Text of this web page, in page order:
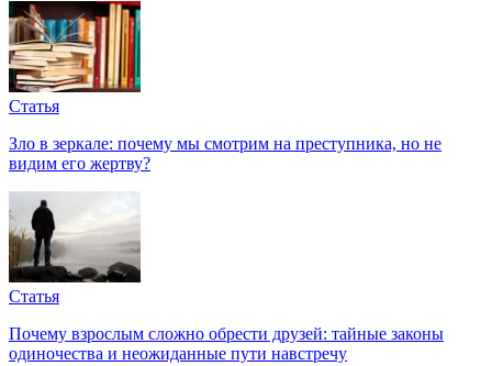
Статья
Зло в зеркале: почему мы смотрим на преступника, но не
видим его жертву?
Статья
Почему взрослым сложно обрести друзей: тайные законы
одиночества и неожиданные пути навстречу